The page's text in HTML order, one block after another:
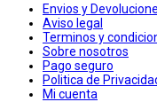
Envios y
Aviso legal
Terminos y
Sobre nosotros
Pago seguro
Politica de
Mi cuenta